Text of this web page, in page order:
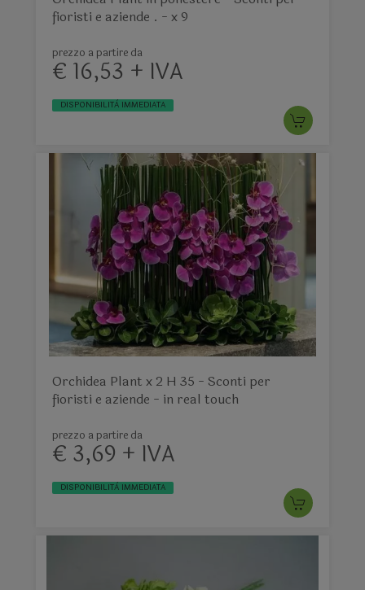
fioristi e aziende . - x 9
prezzo a partire da
€ 16,53 + IVA
DISPONIBILITÀ IMMEDIATA
Orchidea Plant x 2 H 35 - Sconti per
fioristi e aziende - in real touch
prezzo a partire da
€ 3,69 + IVA
DISPONIBILITÀ IMMEDIATA